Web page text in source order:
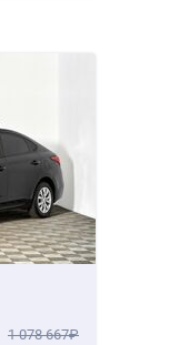
1 078 667